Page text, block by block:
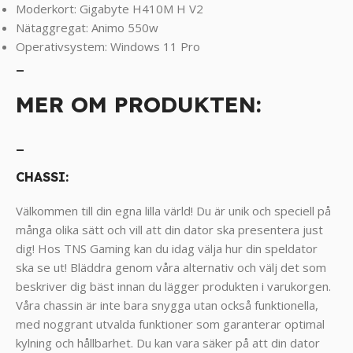
Moderkort: Gigabyte H410M H V2
Nätaggregat: Animo 550w
Operativsystem: Windows 11 Pro
MER OM PRODUKTEN:
CHASSI:
Välkommen till din egna lilla värld! Du är unik och speciell på
många olika sätt och vill att din dator ska presentera just
dig! Hos TNS Gaming kan du idag välja hur din speldator
ska se ut! Bläddra genom våra alternativ och välj det som
beskriver dig bäst innan du lägger produkten i varukorgen.
Våra chassin är inte bara snygga utan också funktionella,
med noggrant utvalda funktioner som garanterar optimal
kylning och hållbarhet. Du kan vara säker på att din dator